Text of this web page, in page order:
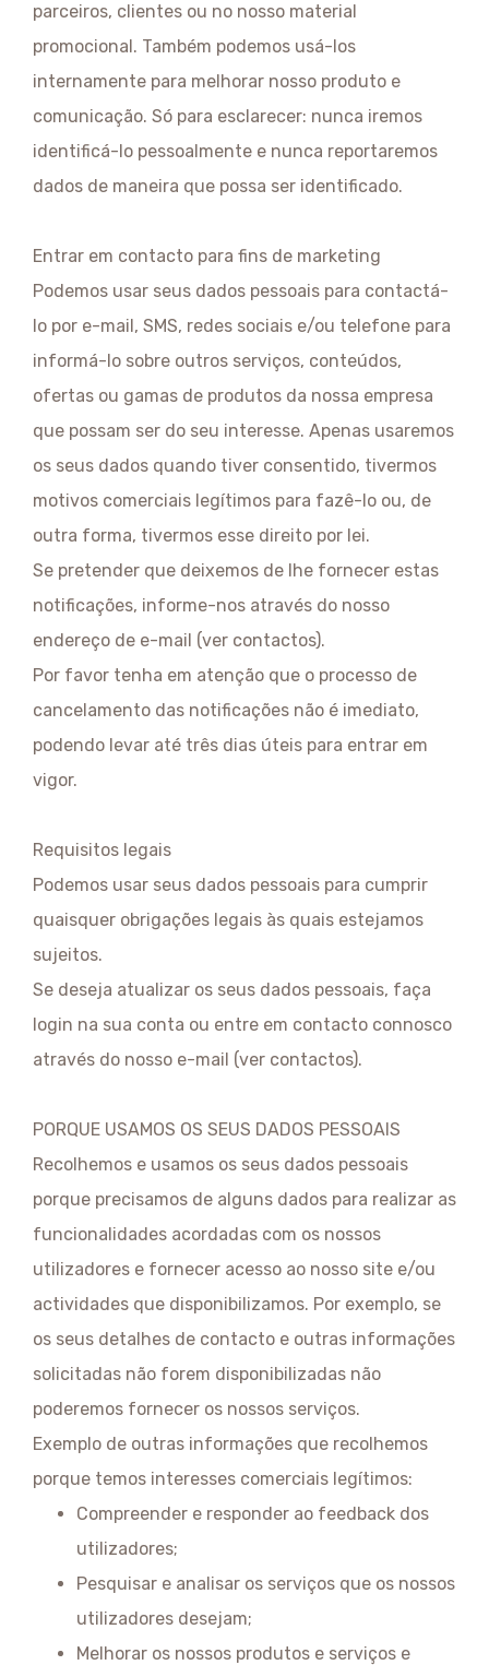
parceiros, clientes ou no nosso material
promocional. Também podemos usá-los
internamente para melhorar nosso produto e
comunicação. Só para esclarecer: nunca iremos
identificá-lo pessoalmente e nunca reportaremos
dados de maneira que possa ser identificado.
Entrar em contacto para fins de marketing
Podemos usar seus dados pessoais para contactá-
lo por e-mail, SMS, redes sociais e/ou telefone para
informá-lo sobre outros serviços, conteúdos,
ofertas ou gamas de produtos da nossa empresa
que possam ser do seu interesse. Apenas usaremos
os seus dados quando tiver consentido, tivermos
motivos comerciais legítimos para fazê-lo ou, de
outra forma, tivermos esse direito por lei.
Se pretender que deixemos de lhe fornecer estas
notificações, informe-nos através do nosso
endereço de e-mail (ver contactos).
Por favor tenha em atenção que o processo de
cancelamento das notificações não é imediato,
podendo levar até três dias úteis para entrar em
vigor.
Requisitos legais
Podemos usar seus dados pessoais para cumprir
quaisquer obrigações legais às quais estejamos
sujeitos.
Se deseja atualizar os seus dados pessoais, faça
login na sua conta ou entre em contacto connosco
através do nosso e-mail (ver contactos).
PORQUE USAMOS OS SEUS DADOS PESSOAIS
Recolhemos e usamos os seus dados pessoais
porque precisamos de alguns dados para realizar as
funcionalidades acordadas com os nossos
utilizadores e fornecer acesso ao nosso site e/ou
actividades que disponibilizamos. Por exemplo, se
os seus detalhes de contacto e outras informações
solicitadas não forem disponibilizadas não
poderemos fornecer os nossos serviços.
Exemplo de outras informações que recolhemos
porque temos interesses comerciais legítimos:
Compreender e responder ao feedback dos
utilizadores;
Pesquisar e analisar os serviços que os nossos
utilizadores desejam;
Melhorar os nossos produtos e serviços e